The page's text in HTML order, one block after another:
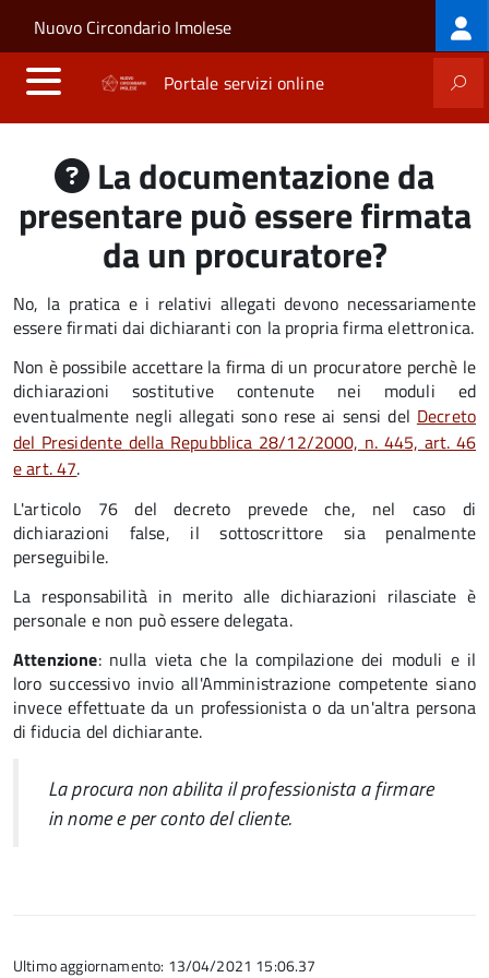
Salta al contenuto principale
Skip to site navigation
Nuovo Circondario Imolese
Portale servizi online
La documentazione da
presentare può essere firmata
da un procuratore?
No, la pratica e i relativi allegati devono necessariamente
essere firmati dai dichiaranti con la propria firma elettronica.
Non è possibile accettare la firma di un procuratore perchè le
dichiarazioni sostitutive contenute nei moduli ed
eventualmente negli allegati sono rese ai sensi del Decreto
del Presidente della Repubblica 28/12/2000, n. 445, art. 46
e art. 47.
L'articolo 76 del decreto prevede che, nel caso di
dichiarazioni false, il sottoscrittore sia penalmente
perseguibile.
La responsabilità in merito alle dichiarazioni rilasciate è
personale e non può essere delegata.
Attenzione: nulla vieta che la compilazione dei moduli e il
loro successivo invio all'Amministrazione competente siano
invece effettuate da un professionista o da un'altra persona
di fiducia del dichiarante.
La procura non abilita il professionista a firmare
in nome e per conto del cliente.
Ultimo aggiornamento: 13/04/2021 15:06.37